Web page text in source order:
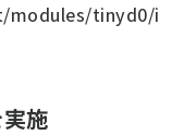
modules/tinyd0/i
施